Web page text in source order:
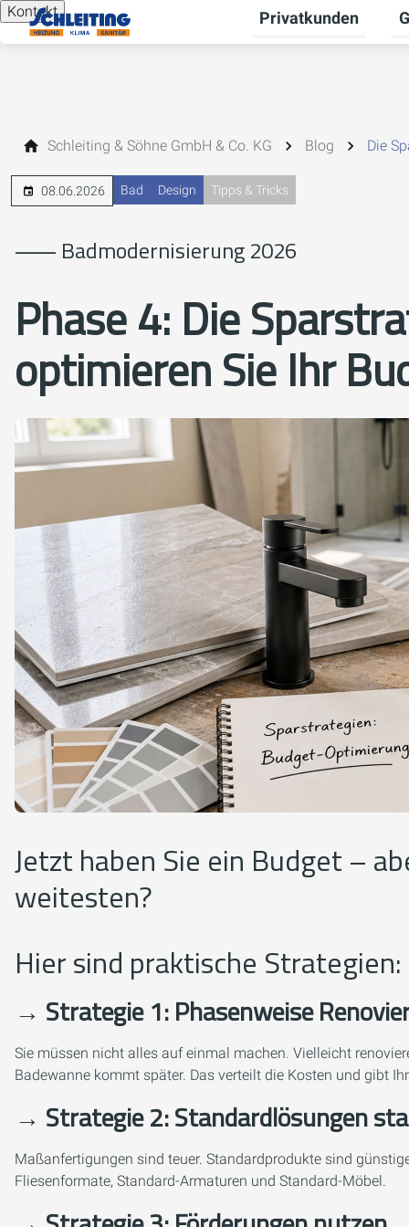
Kontakt Privatkunden
Schleiting & Söhne GmbH & Co. KG Blog Die
08.06.2026 Bad Design Tipps & Tricks
⸺ Badmodernisierung 2026
Phase 4: Die
optimieren Sie Ihr
Jetzt haben Sie ein Budget –
weitesten?
Hier sind praktische Strategien:
→ Strategie 1: Phasenweise
Sie müssen nicht alles auf einmal machen. Vielleicht
Badewanne kommt später. Das verteilt die Kosten und gibt
→ Strategie 2: Standardlösungen
Maßanfertigungen sind teuer. Standardprodukte sind
Fliesenformate, Standard-Armaturen und Standard-Möbel.